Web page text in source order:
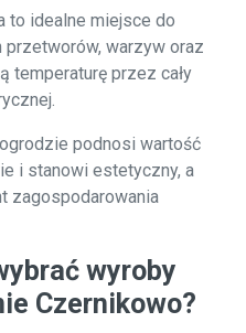
to idealne miejsce do
warzyw oraz
temperaturę przez cały
podnosi wartość
i stanowi estetyczny, a
zagospodarowania
wyroby
Czernikowo?